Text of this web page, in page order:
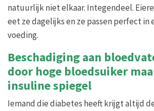
natuurlijk niet elkaar. Integendeel.
eet ze dagelijks en ze passen perfect in
voeding.
Beschadiging aan
door hoge bloedsuiker
insuline spiegel
Iemand die diabetes heeft krijgt altijd